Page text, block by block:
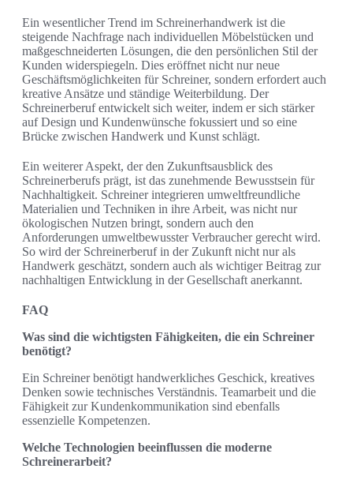
Ein wesentlicher Trend im Schreinerhandwerk ist die
steigende Nachfrage nach individuellen Möbelstücken und
maßgeschneiderten Lösungen, die den persönlichen Stil der
Kunden widerspiegeln. Dies eröffnet nicht nur neue
Geschäftsmöglichkeiten für Schreiner, sondern erfordert auch
kreative Ansätze und ständige Weiterbildung. Der
Schreinerberuf entwickelt sich weiter, indem er sich stärker
auf Design und Kundenwünsche fokussiert und so eine
Brücke zwischen Handwerk und Kunst schlägt.
Ein weiterer Aspekt, der den Zukunftsausblick des
Schreinerberufs prägt, ist das zunehmende Bewusstsein für
Nachhaltigkeit. Schreiner integrieren umweltfreundliche
Materialien und Techniken in ihre Arbeit, was nicht nur
ökologischen Nutzen bringt, sondern auch den
Anforderungen umweltbewusster Verbraucher gerecht wird.
So wird der Schreinerberuf in der Zukunft nicht nur als
Handwerk geschätzt, sondern auch als wichtiger Beitrag zur
nachhaltigen Entwicklung in der Gesellschaft anerkannt.
FAQ
Was sind die wichtigsten Fähigkeiten, die ein Schreiner
benötigt?
Ein Schreiner benötigt handwerkliches Geschick, kreatives
Denken sowie technisches Verständnis. Teamarbeit und die
Fähigkeit zur Kundenkommunikation sind ebenfalls
essenzielle Kompetenzen.
Welche Technologien beeinflussen die moderne
Schreinerarbeit?